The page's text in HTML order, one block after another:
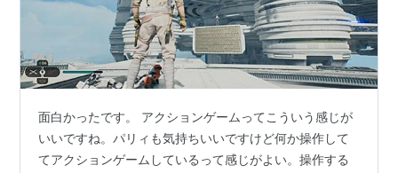
面白かったです。 アクションゲームってこういう感じが
いいですね。パリィも気持ちいいですけど何か操作して
てアクションゲームしているって感じがよい。操作する